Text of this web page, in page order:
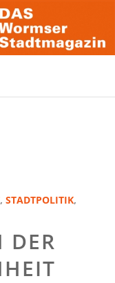
, STADTPOLITIK,
DER